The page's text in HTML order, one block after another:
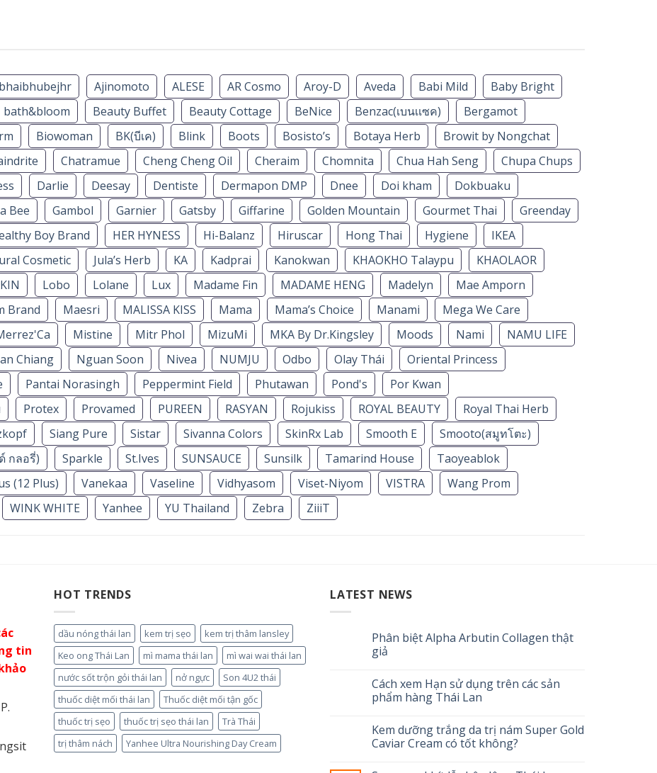
Ajinomoto ALESE AR Cosmo Aroy-D Aveda Babi Mild
Baby Bright
bath&bloom Beauty Buffet Beauty Cottage BeNice Benzac(เบนเเซค)
Bergamot
Biowoman BK(บีเค) Blink Boots Bosisto’s Botaya Herb
Browit by Nongchat
Chatramue Cheng Cheng Oil Cheraim Chomnita Chua Hah Seng
Chupa Chups
Darlie Deesay Dentiste Dermapon DMP Dnee Doi kham
Dokbuaku
Bee Gambol Garnier Gatsby Giffarine Golden Mountain Gourmet Thai
Greenday
Boy Brand HER HYNESS Hi-Balanz Hiruscar Hong Thai Hygiene
IKEA
Cosmetic Jula’s Herb KA Kadprai Kanokwan KHAOKHO Talaypu
KHAOLAOR
Lobo Lolane Lux Madame Fin MADAME HENG Madelyn
Mae Amporn
Brand Maesri MALISSA KISS Mama Mama’s Choice Manami
Mega We Care
Mistine Mitr Phol MizuMi MKA By Dr.Kingsley Moods Nami
NAMU LIFE
Chiang Nguan Soon Nivea NUMJU Odbo Olay Thái
Oriental Princess
Pantai Norasingh Peppermint Field Phutawan Pond's
Por Kwan
Protex Provamed PUREEN RASYAN Rojukiss ROYAL BEAUTY
Royal Thai Herb
Siang Pure Sistar Sivanna Colors SkinRx Lab Smooth E
Smooto(สมูทโตะ)
กลอรี่) Sparkle St.Ives SUNSAUCE Sunsilk Tamarind House
Taoyeablok
(12 Plus) Vanekaa Vaseline Vidhyasom Viset-Niyom VISTRA
Wang Prom
WINK WHITE Yanhee YU Thailand Zebra ZiiiT
tin
HOT TRENDS
dầu nóng thái lan kem trị sẹo
kem trị thâm lansley
Keo ong Thái Lan
mì mama thái lan
mì wai wai thái lan
nước sốt trộn gỏi thái lan
nở ngực
Son 4U2 thái
thuốc diệt mối thái lan
Thuốc diệt mối tận gốc
thuốc trị sẹo
thuốc trị sẹo thái lan
Trà Thái
trị thâm nách
Yanhee Ultra Nourishing Day Cream
LATEST NEWS
Phân biệt Alpha Arbutin Collagen thật
giả
Cách xem Hạn sử dụng trên các sản
phẩm hàng Thái Lan
Kem dưỡng trắng da trị nám Super Gold
Caviar Cream có tốt không?